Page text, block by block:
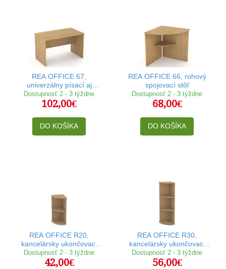
REA OFFICE 67,
univerzálny písací aj
zasadací kancelársky stôl
Dostupnosť 2 - 3 týždne
102,00€
DO KOŠÍKA
REA OFFICE 66, rohový
spojovací stôl
Dostupnosť 2 - 3 týždne
68,00€
DO KOŠÍKA
REA OFFICE R20,
kancelársky ukončovací
regál
Dostupnosť 2 - 3 týždne
42,00€
REA OFFICE R30,
kancelársky ukončovací
regál
Dostupnosť 2 - 3 týždne
56,00€